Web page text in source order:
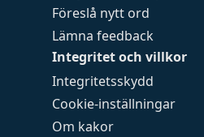
Föreslå nytt ord
Lämna feedback
Integritet och villkor
Integritetsskydd
Cookie-inställningar
Om kakor